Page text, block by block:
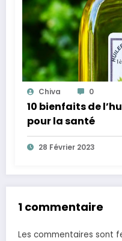
Chiva 0
10 bienfaits de
pour la santé
28 Février 2023
1 commentaire
Les commentaires sont